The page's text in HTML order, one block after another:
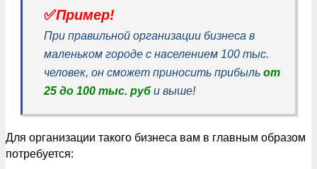
✅Пример!
При правильной организации бизнеса в
маленьком городе с населением 100 тыс.
человек, он сможет приносить прибыль от
25 до 100 тыс. руби выше!
Для организации такого бизнеса вам в главным образом
потребуется: